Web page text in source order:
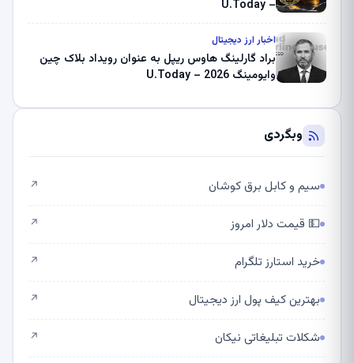
– U.Today
اخبار ارز دیجیتال
براد گارلینگ هاوس ریپل به عنوان رویداد بلاک چین
وایومینگ 2026 – U.Today
وبگردی
سیم و کابل برق کوشان ↗
💵 قیمت دلار امروز ↗
خرید استارز تلگرام ↗
بهترین کیف پول ارز دیجیتال ↗
شکلات تبلیغاتی نیکان ↗